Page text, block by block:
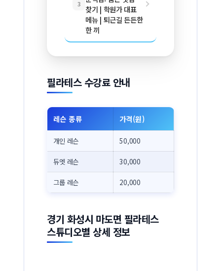
3
찾기 | 학원가 대표
메뉴 | 퇴근길 든든한
한 끼
필라테스 수강료 안내
레슨 종류 가격(원)
개인 레슨 50,000
듀엣 레슨 30,000
그룹 레슨 20,000
경기 화성시 마도면 필라테스
스튜디오별 상세 정보